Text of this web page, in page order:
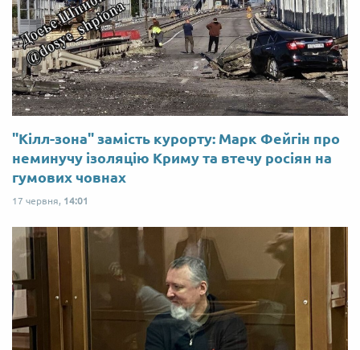
"Кілл-зона" замість курорту: Марк Фейгін про
неминучу ізоляцію Криму та втечу росіян на
гумових човнах
17 червня, 14:01